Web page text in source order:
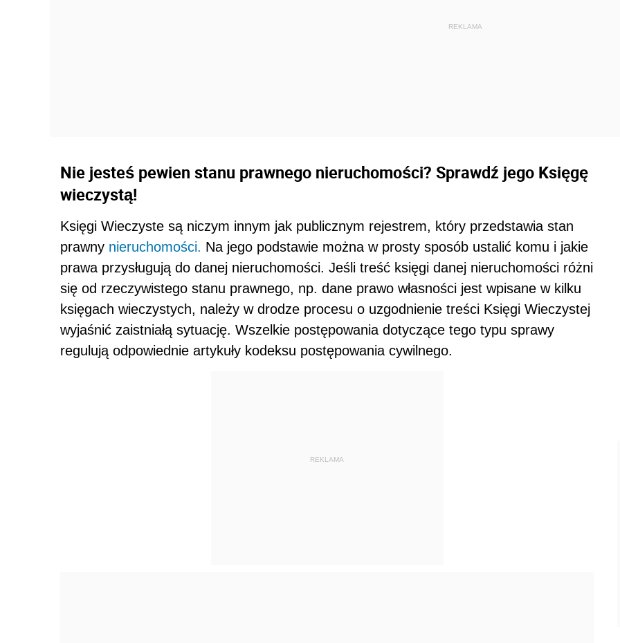
Nie jesteś pewien stanu prawnego nieruchomości? Sprawdź jego Księgę
wieczystą!
Księgi Wieczyste są niczym innym jak publicznym rejestrem, który przedstawia stan
prawny nieruchomości. Na jego podstawie można w prosty sposób ustalić komu i jakie
prawa przysługują do danej nieruchomości. Jeśli treść księgi danej nieruchomości różni
się od rzeczywistego stanu prawnego, np. dane prawo własności jest wpisane w kilku
księgach wieczystych, należy w drodze procesu o uzgodnienie treści Księgi Wieczystej
wyjaśnić zaistniałą sytuację. Wszelkie postępowania dotyczące tego typu sprawy
regulują odpowiednie artykuły kodeksu postępowania cywilnego.
REKLAMA